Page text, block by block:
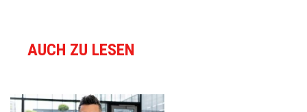
AUCH ZU LESEN